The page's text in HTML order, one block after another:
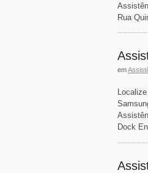
Rua
em
Dock